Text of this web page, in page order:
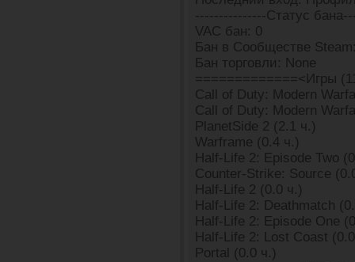
---------------Статус
VAC бан: 0
Бан в Сообществе
Бан торговли: None
=============<Игры
Call of Duty: Modern
Call of Duty: Modern
PlanetSide 2 (2.1 ч.)
Warframe (0.4 ч.)
Half-Life 2: Episode Two
Counter-Strike: Source
Half-Life 2 (0.0 ч.)
Half-Life 2: Deathmatch
Half-Life 2: Episode One
Half-Life 2: Lost Coast
Portal (0.0 ч.)